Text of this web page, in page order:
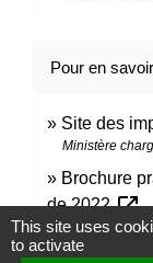
Pour en
Site des
Ministère
Brochure
de 2022open_in_new
Ministère
This site uses
to activate